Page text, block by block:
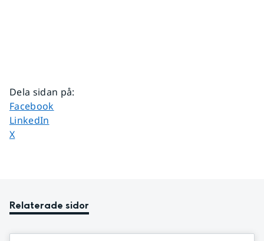
Dela sidan på:
Dela sidan på
Facebook
Dela sidan på
LinkedIn
Dela sidan på
X
Relaterade sidor